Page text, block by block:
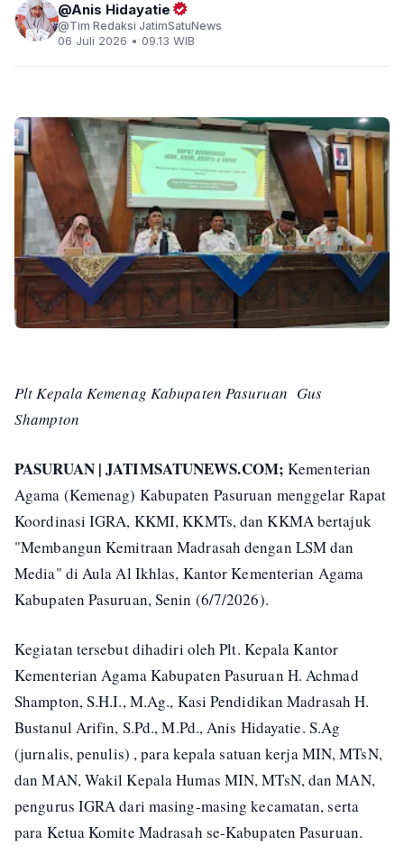
Anis Hidayatie
Tim Redaksi JatimSatuNews
06 Juli 2026 • 09.13 WIB
Plt Kepala Kemenag Kabupaten Pasuruan Gus
Shampton
PASURUAN | JATIMSATUNEWS.COM; Kementerian
Agama (Kemenag) Kabupaten Pasuruan menggelar Rapat
Koordinasi IGRA, KKMI, KKMTs, dan KKMA bertajuk
"Membangun Kemitraan Madrasah dengan LSM dan
Media" di Aula Al Ikhlas, Kantor Kementerian Agama
Kabupaten Pasuruan, Senin (6/7/2026).
Kegiatan tersebut dihadiri oleh Plt. Kepala Kantor
Kementerian Agama Kabupaten Pasuruan H. Achmad
Shampton, S.H.I., M.Ag., Kasi Pendidikan Madrasah H.
Bustanul Arifin, S.Pd., M.Pd., Anis Hidayatie. S.Ag
(jurnalis, penulis) , para kepala satuan kerja MIN, MTsN,
dan MAN, Wakil Kepala Humas MIN, MTsN, dan MAN,
pengurus IGRA dari masing-masing kecamatan, serta
para Ketua Komite Madrasah se-Kabupaten Pasuruan.